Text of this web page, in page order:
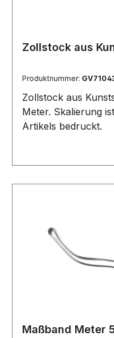
Zollstock aus
Produktnummer:
Zollstock aus
Meter. Skalierung
Artikels bedruckt.
Maßband Meter